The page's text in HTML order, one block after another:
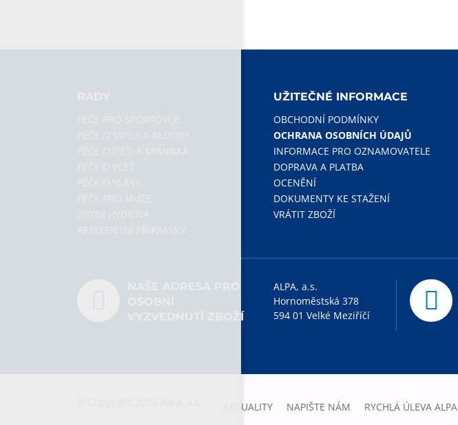
UŽITEČNÉ INFORMACE
OBCHODNÍ PODMÍNKY
OCHRANA OSOBNÍCH ÚDAJŮ
INFORMACE PRO OZNAMOVATELE
DOPRAVA A PLATBA
OCENĚNÍ
DOKUMENTY KE STAŽENÍ
VRÁTIT ZBOŽÍ
VYZVEDNUTÍ ZBOŽÍ
ALPA, a.s.
Hornoměstská 378
594 01 Velké Meziříčí
AKTUALITY NAPIŠTE NÁM RYCHLÁ ÚLEVA ALPA